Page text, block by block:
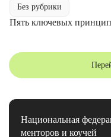
Без рубрики
Пять ключевых
Национальная
менторов и коучей